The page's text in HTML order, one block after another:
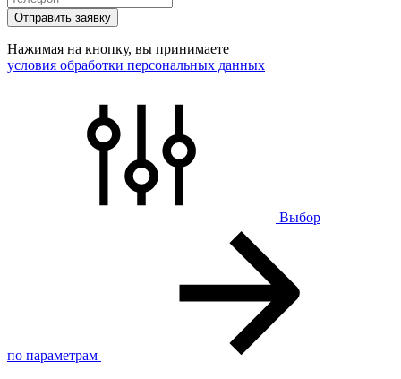
Отправить заявку
Нажимая на кнопку, вы принимаете
условия обработки персональных данных
Выбор
по параметрам